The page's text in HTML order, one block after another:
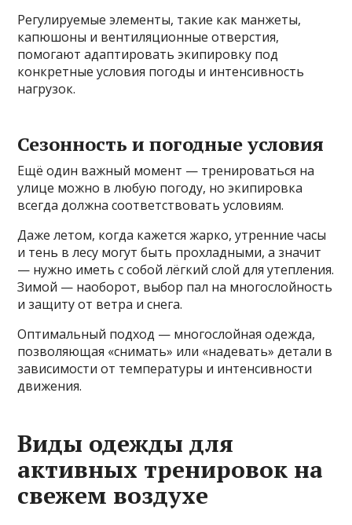
Регулируемые элементы, такие как манжеты,
капюшоны и вентиляционные отверстия,
помогают адаптировать экипировку под
конкретные условия погоды и интенсивность
нагрузок.
Сезонность и погодные условия
Ещё один важный момент — тренироваться на
улице можно в любую погоду, но экипировка
всегда должна соответствовать условиям.
Даже летом, когда кажется жарко, утренние часы
и тень в лесу могут быть прохладными, а значит
— нужно иметь с собой лёгкий слой для утепления.
Зимой — наоборот, выбор пал на многослойность
и защиту от ветра и снега.
Оптимальный подход — многослойная одежда,
позволяющая «снимать» или «надевать» детали в
зависимости от температуры и интенсивности
движения.
Виды одежды для
активных тренировок на
свежем воздухе